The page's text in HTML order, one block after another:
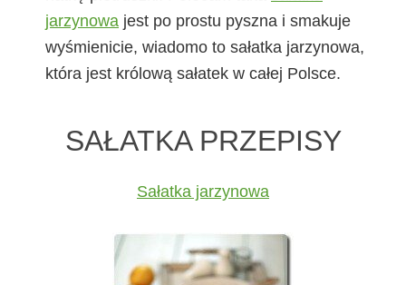
jarzynowa jest po prostu pyszna i smakuje
wyśmienicie, wiadomo to sałatka jarzynowa,
która jest królową sałatek w całej Polsce.
SAŁATKA PRZEPISY
Sałatka jarzynowa